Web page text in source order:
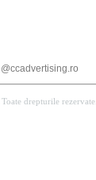
drepturile rezervate.